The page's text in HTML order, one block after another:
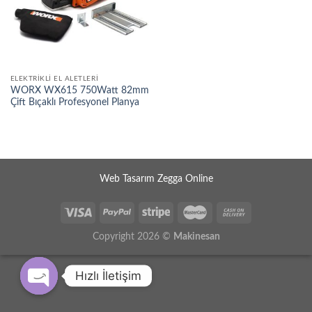
ELEKTRIKLI EL ALETLERI
WORX WX615 750Watt 82mm
Çift Bıçaklı Profesyonel Planya
Web Tasarım Zegga Online
Copyright 2026 © Makinesan
Hızlı İletişim